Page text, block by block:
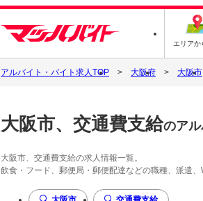
エリアか
アルバイト・バイト求人TOP 大阪府 大阪市
大阪市、交通費支給のア
大阪市、交通費支給の求人情報一覧。
飲食・フード、郵便局・郵便配達などの職種、派遣